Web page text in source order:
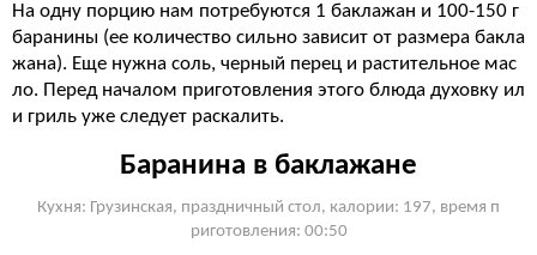
На одну порцию нам потребуются 1 баклажан и 100-150 г
баранины (ее количество сильно зависит от размера бакла
жана). Еще нужна соль, черный перец и растительное мас
ло. Перед началом приготовления этого блюда духовку ил
и гриль уже следует раскалить.
Баранина в баклажане
Кухня: Грузинская, праздничный стол, калории: 197, время п
риготовления: 00:50